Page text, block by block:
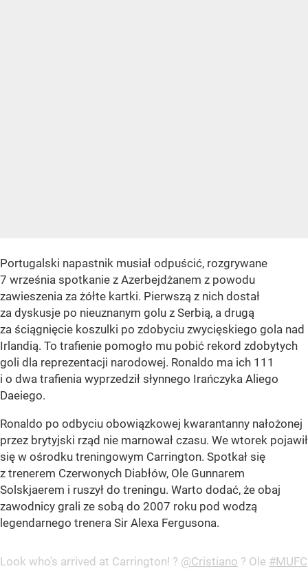
Portugalski napastnik musiał odpuścić, rozgrywane
7 września spotkanie z Azerbejdżanem z powodu
zawieszenia za żółte kartki. Pierwszą z nich dostał
za dyskusje po nieuznanym golu z Serbią, a drugą
za ściągnięcie koszulki po zdobyciu zwycięskiego gola nad
Irlandią. To trafienie pomogło mu pobić rekord zdobytych
goli dla reprezentacji narodowej. Ronaldo ma ich 111
i o dwa trafienia wyprzedził słynnego Irańczyka Aliego
Daeiego.
Ronaldo po odbyciu obowiązkowej kwarantanny nałożonej
przez brytyjski rząd nie marnował czasu. We wtorek pojawił
się w ośrodku treningowym Carrington. Spotkał się
z trenerem Czerwonych Diabłów, Ole Gunnarem
Solskjaerem i ruszył do treningu. Warto dodać, że obaj
zawodnicy grali ze sobą do 2007 roku pod wodzą
legendarnego trenera Sir Alexa Fergusona.
Look who's arrived at Carrington! ? @Cristiano ? Ole #MUFC